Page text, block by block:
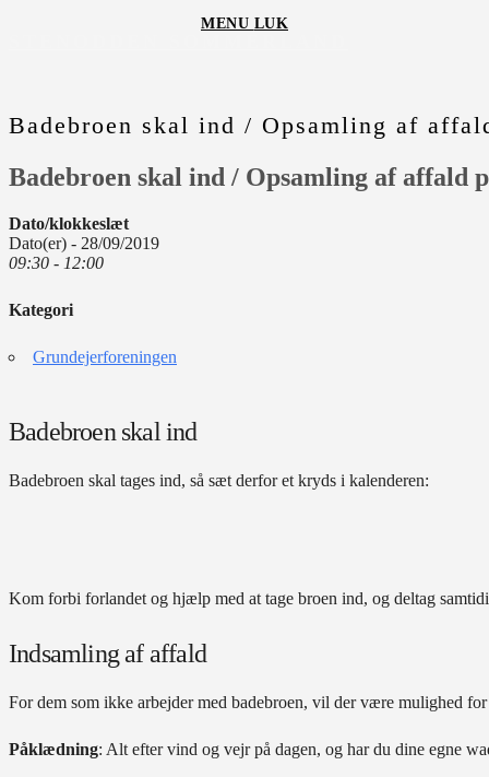
MENU LUK
Badebroen skal ind / Opsamling af
Badebroen skal ind / Opsamling af affald
Dato/klokkeslæt
Dato(er) - 28/09/2019
09:30 - 12:00
Kategori
Grundejerforeningen
Badebroen skal ind
Badebroen skal tages ind, så sæt derfor et kryds i kalenderen:
Kom forbi forlandet og hjælp med at tage broen ind, og deltag
Indsamling af affald
For dem som ikke arbejder med badebroen, vil der være mulighed
Påklædning: Alt efter vind og vejr på dagen, og har du dine egne